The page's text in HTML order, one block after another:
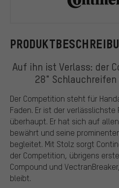
Auf ihn ist Verlass: der
28"
Der Competition steht für
Faden. Er ist der
überhaupt. Er hat sich auf
bewährt und seine
begleitet. Mit Stolz sorgt
der Competition, übrigens
Compound und
bleibt.